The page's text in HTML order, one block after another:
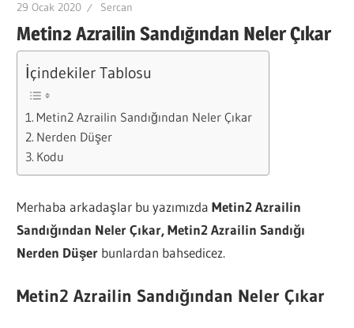
29 Ocak 2020 Sercan
Metin2 Azrailin Sandığından Neler Çıkar
İçindekiler Tablosu
Metin2 Azrailin Sandığından Neler Çıkar
Nerden Düşer
Kodu
Merhaba arkadaşlar bu yazımızdaMetin2 Azrailin
Sandığından Neler Çıkar, Metin2 Azrailin Sandığı
Nerden Düşer bunlardan bahsedicez.
Metin2 Azrailin Sandığından Neler Çıkar